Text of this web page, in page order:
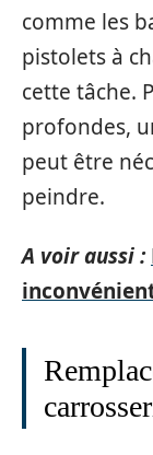
comme les
pistolets à
cette tâche.
profondes,
peut être
peindre.
A voir aussi :